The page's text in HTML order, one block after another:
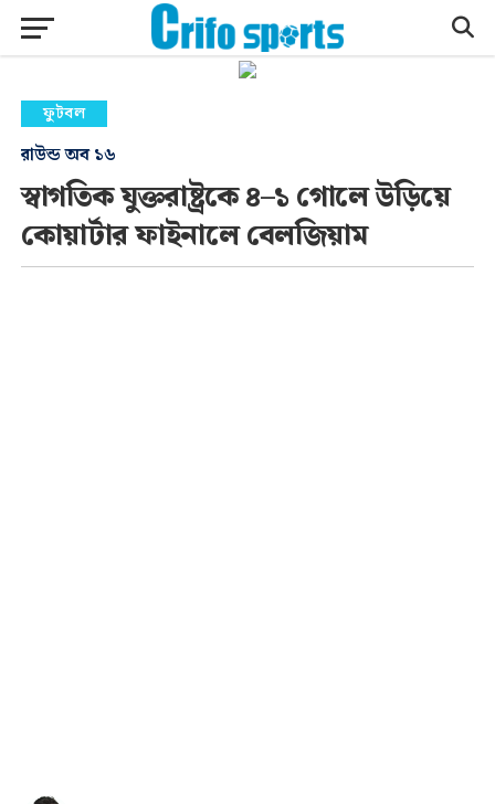
ফুটবল
রাউন্ড অব ১৬
স্বাগতিক যুক্তরাষ্ট্রকে ৪–১ গোলে উড়িয়ে
কোয়ার্টার ফাইনালে বেলজিয়াম